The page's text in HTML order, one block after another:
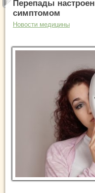
Перепады
симптомом
Новости медицины